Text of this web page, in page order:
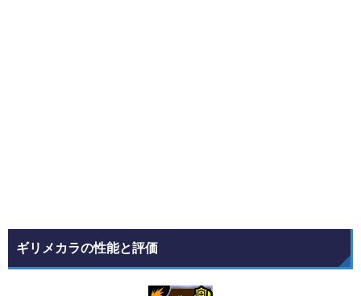
ギリメカラの性能と評価